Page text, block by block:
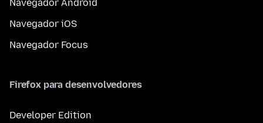
Navegador Android
Navegador iOS
Navegador Focus
Firefox para desenvolvedores
Developer Edition